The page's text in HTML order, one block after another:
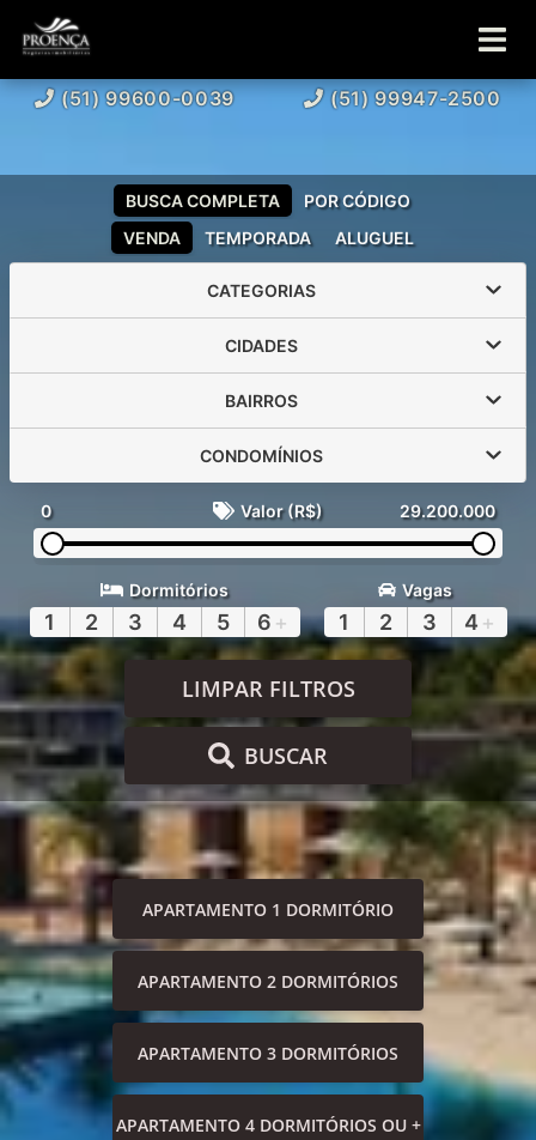
(51) 99600-0039 (51) 99947-2500
VENDA TEMPORADA ALUGUEL
BUSCA COMPLETA POR CÓDIGO
CATEGORIAS
CIDADES
BAIRROS
CONDOMÍNIOS
0 Valor (R$) 29.200.000
Dormitórios
1 2 3 4 5 6 +
Vagas
1 2 3 4 +
LIMPAR FILTROS
BUSCAR
APARTAMENTO 1 DORMITÓRIO
APARTAMENTO 2 DORMITÓRIOS
APARTAMENTO 3 DORMITÓRIOS
APARTAMENTO 4 DORMITÓRIOS OU +